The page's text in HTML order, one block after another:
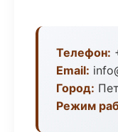
Телефон:
Email:
Город:
Режим